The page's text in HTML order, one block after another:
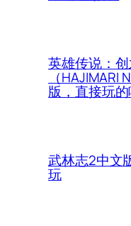
英雄传说：
（HAJIMARI
版，直接玩
武林志2中文
玩